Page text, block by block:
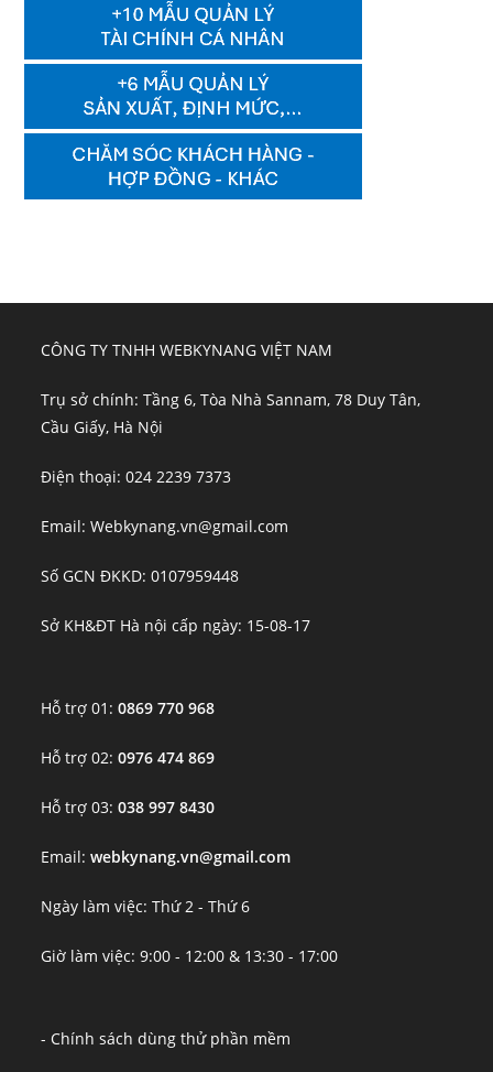
CÔNG TY TNHH WEBKYNANG VIỆT NAM
Trụ sở chính: Tầng 6, Tòa Nhà Sannam, 78 Duy Tân,
Cầu Giấy, Hà Nội
Điện thoại: 024 2239 7373
Email: Webkynang.vn@gmail.com
Số GCN ĐKKD: 0107959448
Sở KH&ĐT Hà nội cấp ngày: 15-08-17
Hỗ trợ 01:0869 770 968
Hỗ trợ 02:0976 474 869
Hỗ trợ 03:038 997 8430
Email:webkynang.vn@gmail.com
Ngày làm việc: Thứ 2 - Thứ 6
Giờ làm việc: 9:00 - 12:00 & 13:30 - 17:00
- Chính sách dùng thử phần mềm